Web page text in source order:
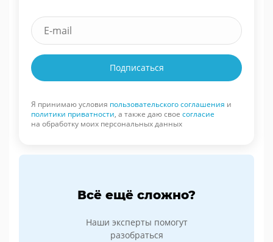
Подписаться
Я принимаю условия пользовательского соглашения и
политики приватности, а также даю свое согласие
на обработку моих персональных данных
Всё ещё сложно?
Наши эксперты помогут
разобраться